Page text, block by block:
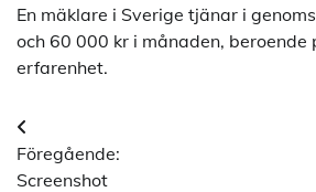
En mäklare i Sverige tjänar i
och 60 000 kr i månaden, beroende
erfarenhet.
Inläggsnavigering
Föregående:
Screenshot